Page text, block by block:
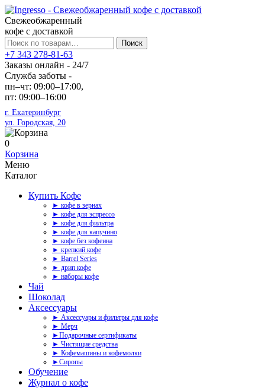
Свежеобжаренный
кофе с доставкой
Искать:
Поиск
+7 343 278-81-63
Заказы онлайн - 24/7
Служба заботы -
пн–чт: 09:00–17:00,
пт: 09:00–16:00
г. Екатеринбург
ул. Городская, 20
0
Корзина
Меню
Каталог
Купить Кофе
► кофе в зернах
► кофе для эспрессо
► кофе для фильтра
► кофе для капучино
► кофе без кофеина
► крепкий кофе
► Barrel Series
► дрип кофе
► наборы кофе
Чай
Шоколад
Аксессуары
► Аксессуары и фильтры для кофе
► Мерч
►Подарочные сертификаты
► Чистящие средства
► Кофемашины и кофемолки
►Сиропы
Обучение
Журнал о кофе